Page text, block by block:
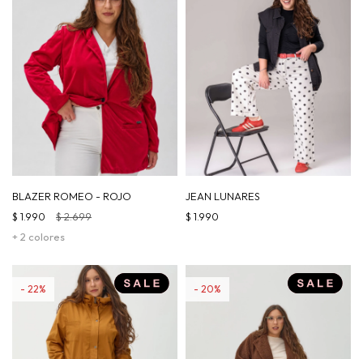
BLAZER ROMEO - ROJO
+ 2 colores
$ 1.990 $2.699
JEAN LUNARES
$ 1.990
22 20